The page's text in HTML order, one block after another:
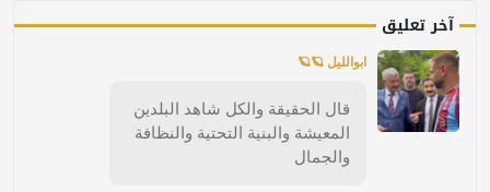
آخر تعليق
ابوالليل 🪐🪐
قال الحقيقة والكل شاهد البلدين
المعيشة والبنية التحتية والنظافة
والجمال